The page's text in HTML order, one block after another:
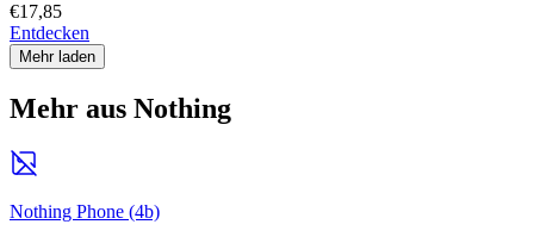
€17,85
Entdecken
Mehr laden
Mehr aus Nothing
Nothing Phone (4b)